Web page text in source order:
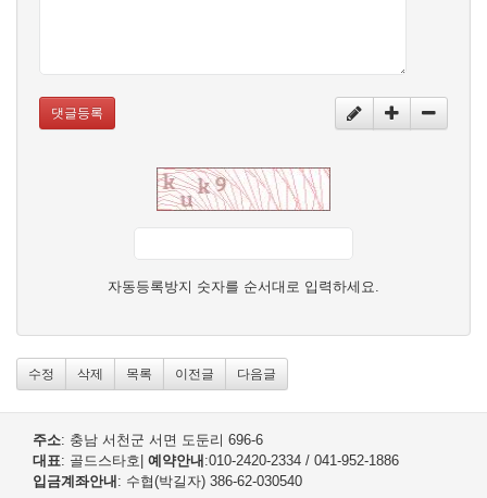
댓글등록
자동등록방지 숫자를 순서대로 입력하세요.
수정 삭제 목록 이전글 다음글
주소: 충남 서천군 서면 도둔리 696-6
대표: 골드스타호 예약안내 :010-2420-2334 / 041-952-1886
입금계좌안내 : 수협(박길자) 386-62-030540